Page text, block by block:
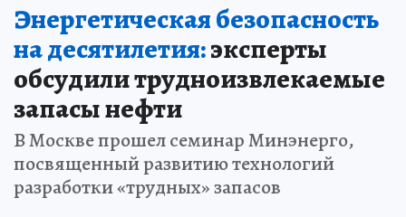
Энергетическая безопасность
на десятилетия:эксперты
обсудили трудноизвлекаемые
запасы нефти
В Москве прошел семинар Минэнерго,
посвященный развитию технологий
разработки «трудных» запасов